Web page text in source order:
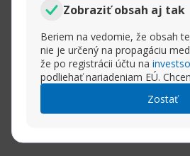
Zobraziť obsah aj tak
Beriem na vedomie, že obsah
nie je určený na propagáciu
že po registrácii účtu na
podliehať nariadeniam EÚ.
Zostať
Nikdy neinvestujte do
(percento marže 15-25%)
(percento marže nad
Alebo v jednoduchosti
ktorý sa dlhodobo
mínuse viac ako 25-
Rozbaliť